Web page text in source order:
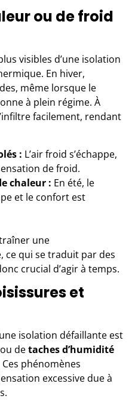
ou de froid
visibles d’une isolation
En hiver,
même lorsque le
à plein régime. À
facilement, rendant
: L’air froid s’échappe,
de froid.
chaleur : En été, le
et le confort est
une
ce qui se traduit par des
crucial d’agir à temps.
et
isolation défaillante est
ou detaches d’humidité
phénomènes
excessive due à